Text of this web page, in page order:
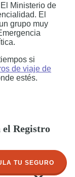
El Ministerio de
El
grupo muy
si
de viaje de
estés.
el Registro
TU SEGURO